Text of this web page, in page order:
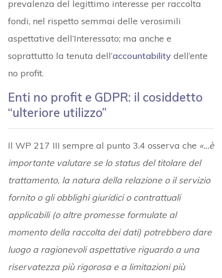
prevalenza del legittimo interesse per raccolta
fondi, nel rispetto semmai delle verosimili
aspettative dell’Interessato; ma anche e
soprattutto la tenuta dell’accountabilitydell’ente
no profit.
Enti no profit e GDPR: il cosiddetto
“ulteriore utilizzo”
Il WP 217 III sempre al punto 3.4 osserva che «…è
importante valutare se lo status del titolare del
trattamento, la natura della relazione o il servizio
fornito o gli obblighi giuridici o contrattuali
applicabili (o altre promesse formulate al
momento della raccolta dei dati) potrebbero dare
luogo a ragionevoli aspettative riguardo a una
riservatezza più rigorosa e a limitazioni più